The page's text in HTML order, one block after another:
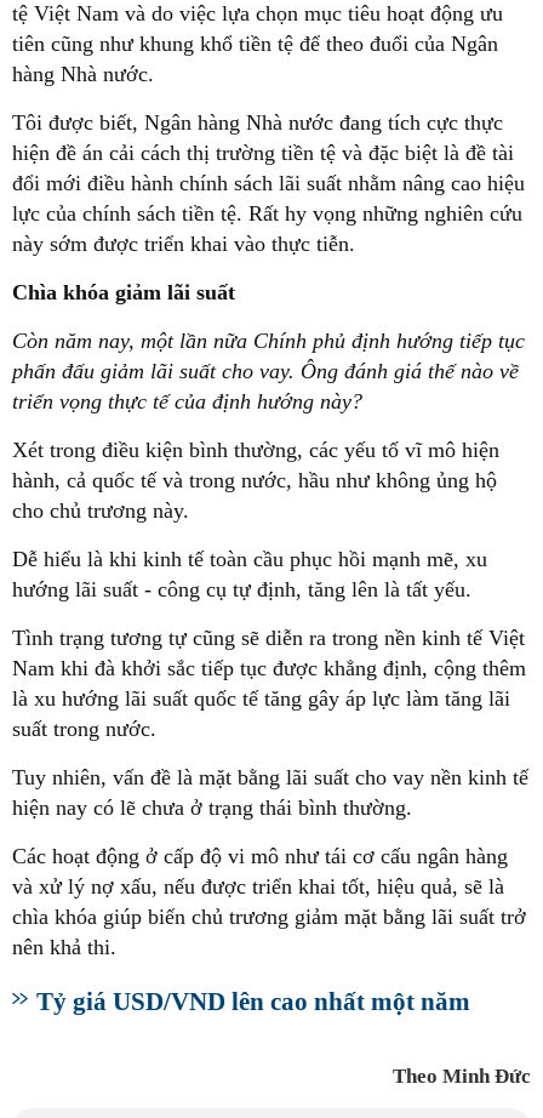
tệ Việt Nam và do việc lựa chọn mục tiêu hoạt động ưu
tiên cũng như khung khổ tiền tệ để theo đuổi của Ngân
hàng Nhà nước.
Tôi được biết, Ngân hàng Nhà nước đang tích cực thực
hiện đề án cải cách thị trường tiền tệ và đặc biệt là đề tài
đổi mới điều hành chính sách lãi suất nhằm nâng cao hiệu
lực của chính sách tiền tệ. Rất hy vọng những nghiên cứu
này sớm được triển khai vào thực tiễn.
Chìa khóa giảm lãi suất
Còn năm nay, một lần nữa Chính phủ định hướng tiếp tục
phấn đấu giảm lãi suất cho vay. Ông đánh giá thế nào về
triển vọng thực tế của định hướng này?
Xét trong điều kiện bình thường, các yếu tố vĩ mô hiện
hành, cả quốc tế và trong nước, hầu như không ủng hộ
cho chủ trương này.
Dễ hiểu là khi kinh tế toàn cầu phục hồi mạnh mẽ, xu
hướng lãi suất - công cụ tự định, tăng lên là tất yếu.
Tình trạng tương tự cũng sẽ diễn ra trong nền kinh tế Việt
Nam khi đà khởi sắc tiếp tục được khẳng định, cộng thêm
là xu hướng lãi suất quốc tế tăng gây áp lực làm tăng lãi
suất trong nước.
Tuy nhiên, vấn đề là mặt bằng lãi suất cho vay nền kinh tế
hiện nay có lẽ chưa ở trạng thái bình thường.
Các hoạt động ở cấp độ vi mô như tái cơ cấu ngân hàng
và xử lý nợ xấu, nếu được triển khai tốt, hiệu quả, sẽ là
chìa khóa giúp biến chủ trương giảm mặt bằng lãi suất trở
nên khả thi.
Tỷ giá USD/VND lên cao nhất một năm
Theo Minh Đức